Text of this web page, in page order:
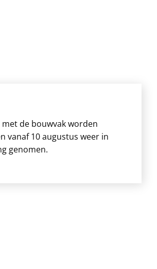
de bouwvak worden
vanaf 10 augustus weer in
genomen.